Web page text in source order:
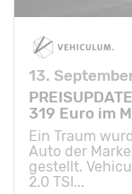
13.
319 Euro im
Ein Traum
Auto der
gestellt.
2.0 TSI...